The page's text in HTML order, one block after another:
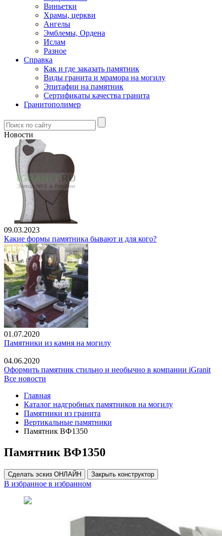
Виньетки
Храмы, церкви
Ангелы
Эмблемы, Ордена
Ислам
Разное
Справка
Как и где заказать памятник
Виды гранита и мрамора на могилу
Эпитафии на памятник
Сертификаты качества гранита
Гранитополимер
Новости
09.03.2023
Какие формы памятника бывают и для кого?
01.07.2020
Памятники из камня на могилу
04.06.2020
Оформить памятник стильно и необычно в компании iGranit
Все новости
Главная
Каталог надгробных памятников на могилу
Памятники из гранита
Вертикальные памятники
Памятник ВФ1350
Памятник ВФ1350
Сделать эскиз ОНЛАЙН Закрыть конструктор
В избранное в избранном